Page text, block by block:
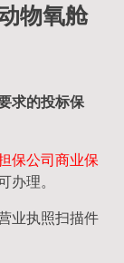
物氧舱
求的投标保
保公司商业保
办理。
业执照扫描件